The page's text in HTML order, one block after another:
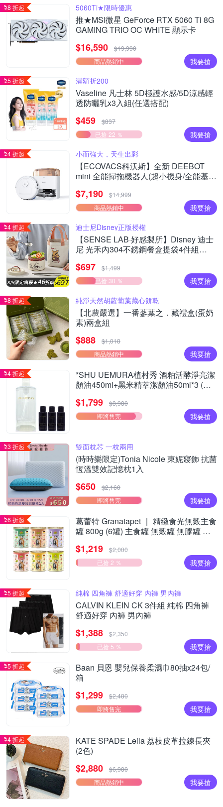
8 折起 5060Ti★限時優惠
推★MSI微星 GeForce RTX 5060 Ti 8G
GAMING TRIO OC WHITE 顯示卡
$16,590
$19,990
商品熱銷中
我要搶
5 折起 滿額折200
Vaseline 凡士林 5D極護水感/5D涼感輕
透防曬乳x3入組(任選搭配)
$459
$837
已搶 22 ％
我要搶
4 折起 小而強大，天生出彩
【ECOVACS科沃斯】全新 DEEBOT
mini 全能掃拖機器人(超小機身/全能基
$7,190
$14,999
商品熱銷中
我要搶
4 折起 迪士尼Disney正版授權
【SENSE LAB·好感製所】Disney 迪士
尼 光禾內304不銹鋼餐盒提袋4件組
$697
$1,499
已搶 30 ％
我要搶
8 折起 純淨天然胡蘿蔔葉藏心餅乾
【北農嚴選】一番蔘葉之．藏禮盒(蛋奶
素)兩盒組
$888
$1,018
商品熱銷中
我要搶
4 折起
*SHU UEMURA植村秀 酒粕活酵淨亮潔
顏油450ml+黑米精萃潔顏油50ml*3 (正
$1,799
$3,980
即將售完
我要搶
3 折起 雙面枕芯 一枕兩用
(時時樂限定)Tonia Nicole 東妮寢飾 抗菌
恆溫雙效記憶枕1入
$650
$2,160
即將售完
我要搶
6 折起
葛蕾特 Granatapet ｜ 精緻食光無穀主食
罐 800g (6罐) 主食罐 無穀罐 無膠罐 主
$1,219
$2,000
已搶 2 ％
我要搶
5 折起 純棉 四角褲 舒適好穿 內褲 男內褲
CALVIN KLEIN CK 3件組 純棉 四角褲
舒適好穿 內褲 男內褲
$1,388
$2,350
已搶 5 ％
我要搶
5 折起
Baan 貝恩 嬰兒保養柔濕巾80抽x24包/
箱
$1,299
$2,480
即將售完
我要搶
4 折起
KATE SPADE Leila 荔枝皮革拉鍊長夾
(2色)
$2,880
$6,980
商品熱銷中
我要搶